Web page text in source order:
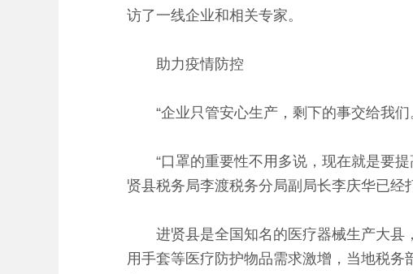
访了一线企业和相关专家。
助力疫情防控
“企业只管安心生产，剩下的事交给我们
“口罩的重要性不用多说，现在就是要提
贤县税务局李渡税务分局副局长李庆华已经
进贤县是全国知名的医疗器械生产大县，
用手套等医疗防护物品需求激增，当地税